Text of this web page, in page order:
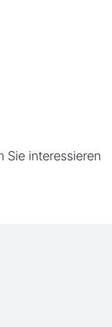
Sie interessieren